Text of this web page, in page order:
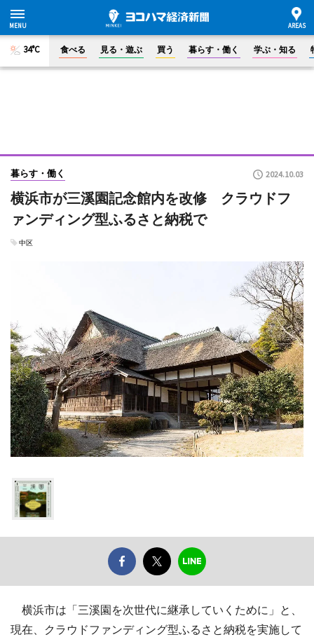
34°C 食べる 見る・遊ぶ 買う 暮らす・働く 学ぶ・知る
暮らす・働く 2024.10.03
横浜市が三溪園記念館内を改修 クラウドフ
ァンディング型ふるさと納税で
中区
横浜市は「三溪園を次世代に継承していくために」と、
現在、クラウドファンディング型ふるさと納税を実施して